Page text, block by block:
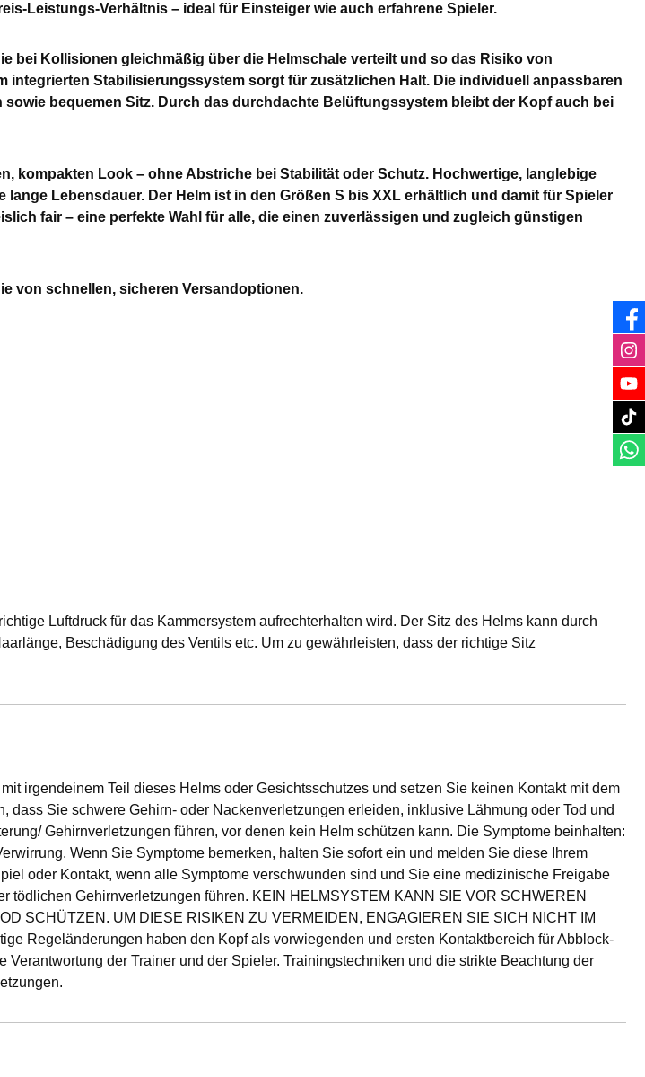
Leistungs-Verhältnis – ideal für Einsteiger wie auch erfahrene Spieler.
bei Kollisionen gleichmäßig über die Helmschale verteilt und so das Risiko von
Stabilisierungssystem sorgt für zusätzlichen Halt. Die individuell anpassbaren
bequemen Sitz. Durch das durchdachte Belüftungssystem bleibt der Kopf auch bei
kompakten Look – ohne Abstriche bei Stabilität oder Schutz. Hochwertige, langlebige
Lebensdauer. Der Helm ist in den Größen S bis XXL erhältlich und damit für Spieler
fair – eine perfekte Wahl für alle, die einen zuverlässigen und zugleich günstigen
von schnellen, sicheren Versandoptionen.
Luftdruck für das Kammersystem aufrechterhalten wird. Der Sitz des Helms kann durch
Beschädigung des Ventils etc. Um zu gewährleisten, dass der richtige Sitz
irgendeinem Teil dieses Helms oder Gesichtsschutzes und setzen Sie keinen Kontakt mit dem
Sie schwere Gehirn- oder Nackenverletzungen erleiden, inklusive Lähmung oder Tod und
Gehirnverletzungen führen, vor denen kein Helm schützen kann. Die Symptome beinhalten:
Wenn Sie Symptome bemerken, halten Sie sofort ein und melden Sie diese Ihrem
oder Kontakt, wenn alle Symptome verschwunden sind und Sie eine medizinische Freigabe
Gehirnverletzungen führen. KEIN HELMSYSTEM KANN SIE VOR SCHWEREN
SCHÜTZEN. UM DIESE RISIKEN ZU VERMEIDEN, ENGAGIEREN SIE SICH NICHT IM
Regeländerungen haben den Kopf als vorwiegenden und ersten Kontaktbereich für Abblock-
der Trainer und der Spieler. Trainingstechniken und die strikte Beachtung der